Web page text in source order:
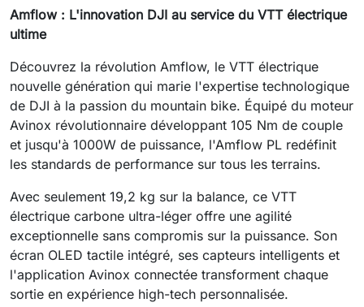
Amflow : L'innovation DJI au service du VTT électrique
ultime
Découvrez la révolution Amflow, le VTT électrique
nouvelle génération qui marie l'expertise technologique
de DJI à la passion du mountain bike. Équipé du moteur
Avinox révolutionnaire développant 105 Nm de couple
et jusqu'à 1000W de puissance, l'Amflow PL redéfinit
les standards de performance sur tous les terrains.
Avec seulement 19,2 kg sur la balance, ce VTT
électrique carbone ultra-léger offre une agilité
exceptionnelle sans compromis sur la puissance. Son
écran OLED tactile intégré, ses capteurs intelligents et
l'application Avinox connectée transforment chaque
sortie en expérience high-tech personnalisée.